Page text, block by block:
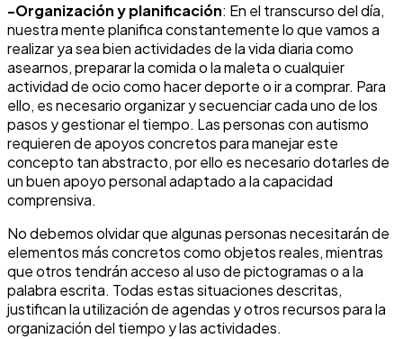
-Organización y planificación: En el transcurso del día,
nuestra mente planifica constantemente lo que vamos a
realizar ya sea bien actividades de la vida diaria como
asearnos, preparar la comida o la maleta o cualquier
actividad de ocio como hacer deporte o ir a comprar. Para
ello, es necesario organizar y secuenciar cada uno de los
pasos y gestionar el tiempo. Las personas con autismo
requieren de apoyos concretos para manejar este
concepto tan abstracto, por ello es necesario dotarles de
un buen apoyo personal adaptado a la capacidad
comprensiva.
No debemos olvidar que algunas personas necesitarán de
elementos más concretos como objetos reales, mientras
que otros tendrán acceso al uso de pictogramas o a la
palabra escrita. Todas estas situaciones descritas,
justifican la utilización de agendas y otros recursos para la
organización del tiempo y las actividades.